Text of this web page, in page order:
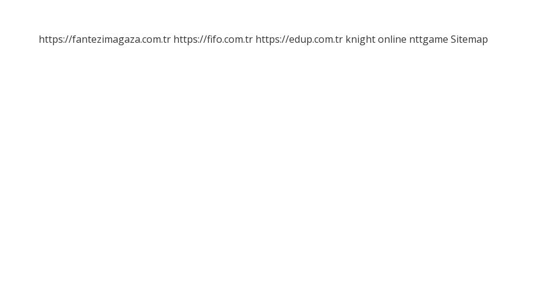
https://fantezimagaza.com.tr https://fifo.com.tr https://edup.com.tr knight online nttgame Sitemap